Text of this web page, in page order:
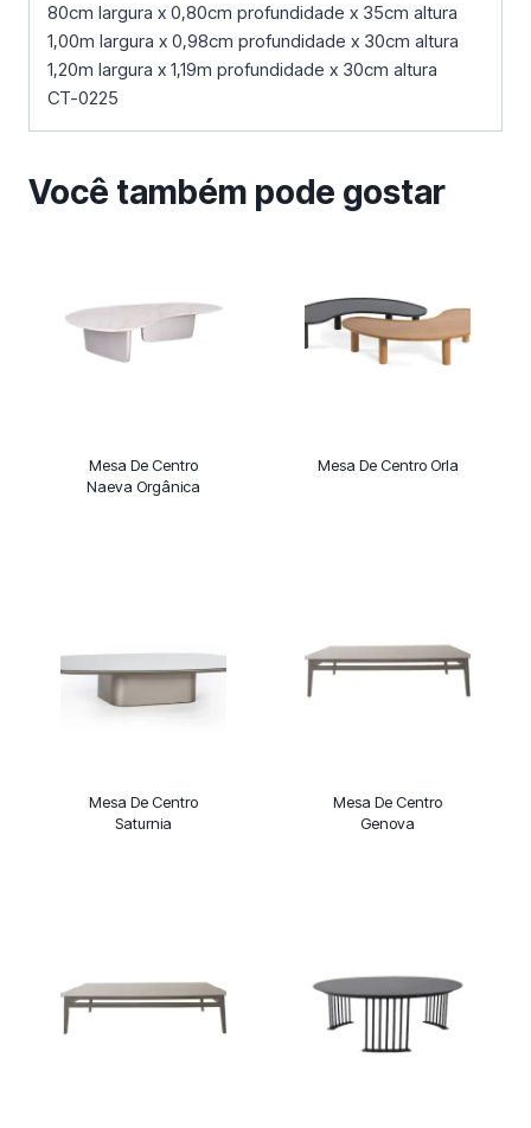
80cm largura x 0,80cm profundidade x 35cm altura
1,00m largura x 0,98cm profundidade x 30cm altura
1,20m largura x 1,19m profundidade x 30cm altura
CT-0225
Você também pode gostar
Mesa De Centro
Naeva Orgânica
Mesa De Centro Orla
Mesa De Centro
Saturnia
Mesa De Centro
Genova